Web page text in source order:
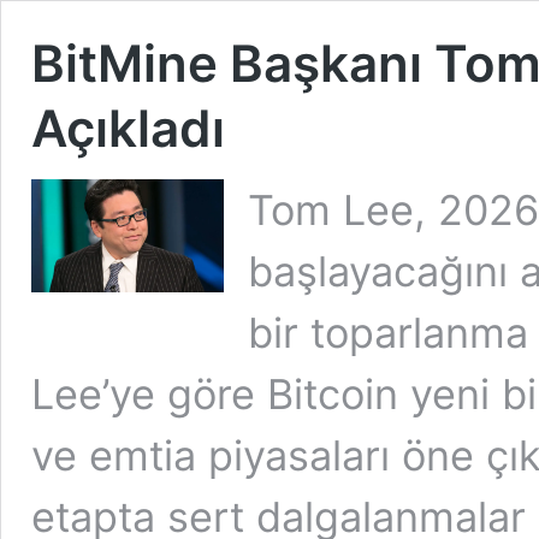
BitMine Başkanı
Açıkladı
Tom Lee,
başlayacağını
bir
Lee’ye göre Bitcoin yeni
ve emtia piyasaları öne
etapta sert dalgalanmalar